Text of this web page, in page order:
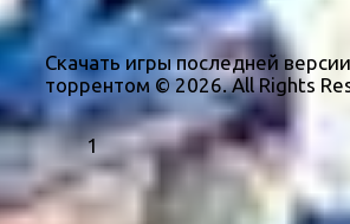
Скачать игры последней
торрентом © 2026. All Rights
1